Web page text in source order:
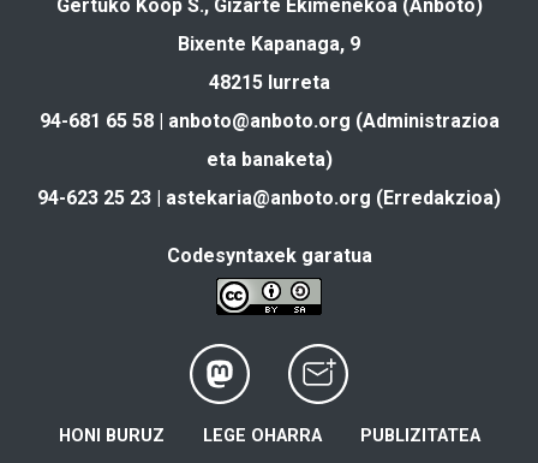
Gertuko Koop S., Gizarte Ekimenekoa (Anboto)
Bixente Kapanaga, 9
48215 Iurreta
94-681 65 58 | anboto@anboto.org (Administrazioa
eta banaketa)
94-623 25 23 | astekaria@anboto.org (Erredakzioa)
Codesyntaxek garatua
HONI BURUZ LEGE OHARRA PUBLIZITATEA